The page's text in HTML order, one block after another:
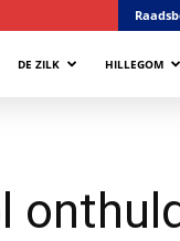
DE ZILK HILLEGOM